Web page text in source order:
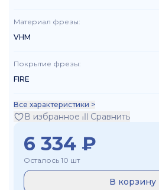
Материал фрезы:
VHM
Покрытие фрезы:
FIRE
Все характеристики >
В избранное Сравнить
6 334 ₽
Осталось 10 шт
В корзину